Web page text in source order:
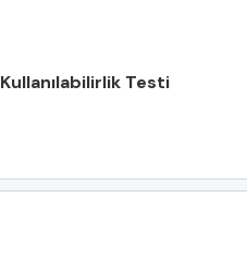
Kullanılabilirlik Testi